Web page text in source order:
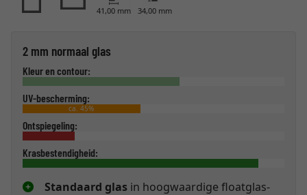
41,00 mm 34,00 mm
2 mm normaal glas
Kleur en contour:
UV-bescherming:
ca. 45%
Ontspiegeling:
Krasbestendigheid:
Standaard glas in hoogwaardige floatglas-